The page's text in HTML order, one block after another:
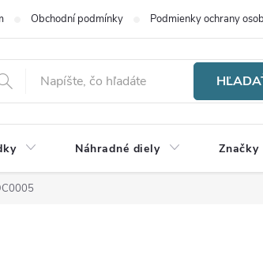
Obchodní podmínky Podmienky ochrany
Náhradné diely Značky